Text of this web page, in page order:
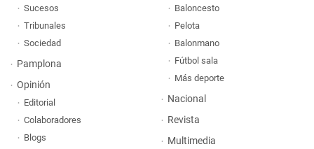
Sucesos
Tribunales
Sociedad
Pamplona
Opinión
Editorial
Colaboradores
Blogs
Baloncesto
Pelota
Balonmano
Fútbol sala
Más deporte
Nacional
Revista
Multimedia